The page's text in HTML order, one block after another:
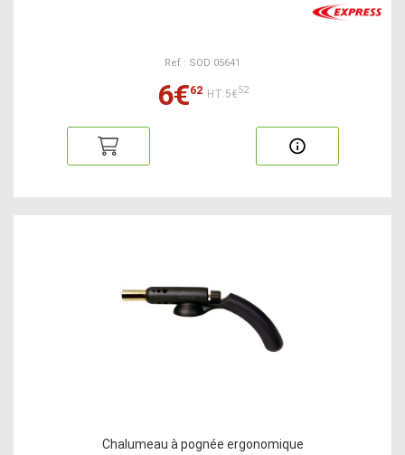
Ref : SOD 05641
6€62 HT:5€52
Chalumeau à pognée ergonomique